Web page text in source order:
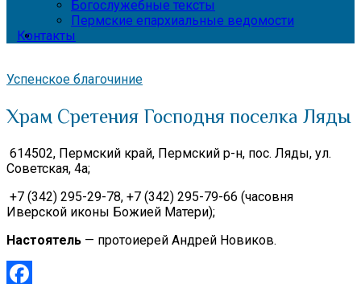
Богослужебные тексты
Пермские епархиальные ведомости
Контакты
Успенское благочиние
Храм Сретения Господня поселка Ляды
614502, Пермский край, Пермский р-н, пос. Ляды, ул.
Советская, 4а;
+7 (342) 295-29-78, +7 (342) 295-79-66 (часовня
Иверской иконы Божией Матери);
Настоятель — протоиерей Андрей Новиков.